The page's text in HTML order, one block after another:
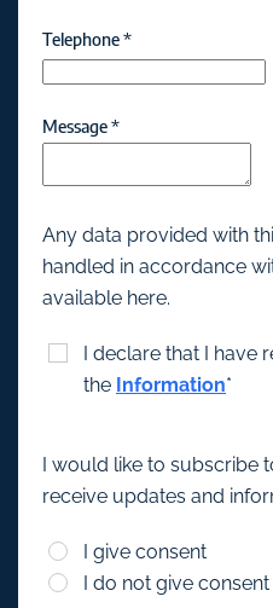
Telephone*
Message*
Any data provided with
handled in accordance
available here.
I declare that I have
the Information*
I would like to subscribe
receive updates and
I give consent
I do not give consent